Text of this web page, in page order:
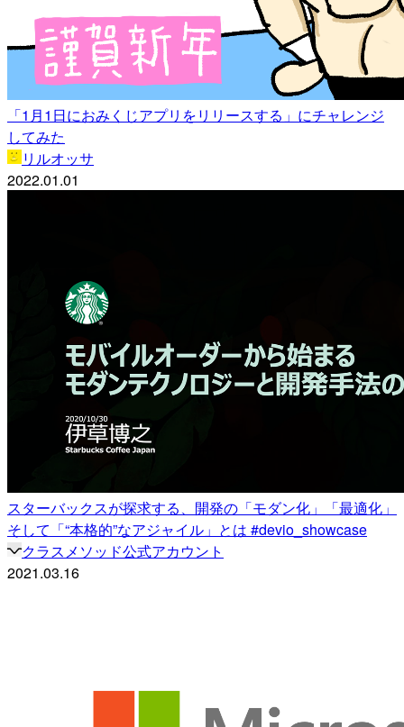
「1月1日におみくじアプリをリリースする」にチャレンジ
してみた
リルオッサ
2022.01.01
スターバックスが探求する、開発の「モダン化」「最適化」
そして「“本格的”なアジャイル」とは #devio_showcase
クラスメソッド公式アカウント
2021.03.16